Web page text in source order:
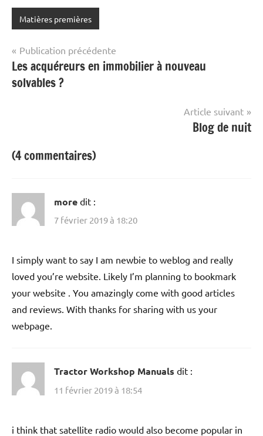
Matières premières
Navigation
de
l’article
Publication précédente
Les acquéreurs en immobilier à nouveau
solvables ?
Article suivant
Blog de nuit
(4 commentaires)
more dit :
7 février 2019 à 18:20
I simply want to say I am newbie to weblog and really
loved you’re website. Likely I’m planning to bookmark
your website . You amazingly come with good articles
and reviews. With thanks for sharing with us your
webpage.
Tractor Workshop Manuals dit :
11 février 2019 à 18:54
i think that satellite radio would also become popular in